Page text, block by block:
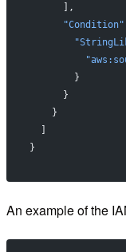
      ],
      "Condition"
        }
      }
    }
}
An example of the